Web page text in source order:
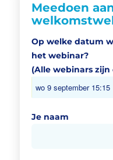
Meedoen
Op welke datum
het webinar?
(Alle webinars zijn
Je naam